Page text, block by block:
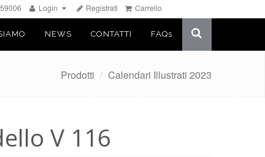
Chiudi
Login Registrati Carrello
NEWS CONTATTI FAQs
Prodotti / Calendari Illustrati 2023
V 116